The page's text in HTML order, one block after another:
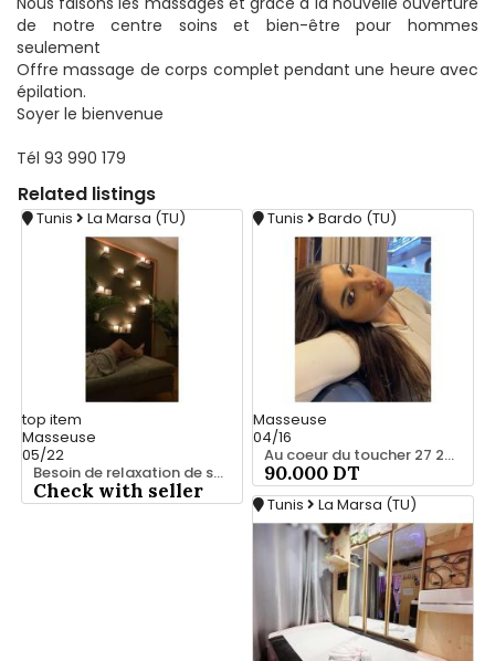
de notre centre soins et bien-être pour hommes
seulement
Offre massage de corps complet pendant une heure avec
épilation.
Soyer le bienvenue
Tél 93 990 179
Related listings
Tunis La Marsa (TU)
top item
Masseuse
05/22
Besoin de relaxation de se vider la tête ? 28 635 347
Check with seller
Tunis Bardo (TU)
Masseuse
04/16
Au coeur du toucher 27 221 122
90.000 DT
Tunis La Marsa (TU)